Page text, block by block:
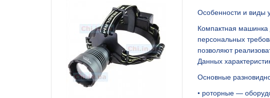
Блок питания 5В 3А,
165 грн.
Особенности и виды
Компактная
персональных
позволяют
Данных
Основные
• роторные —